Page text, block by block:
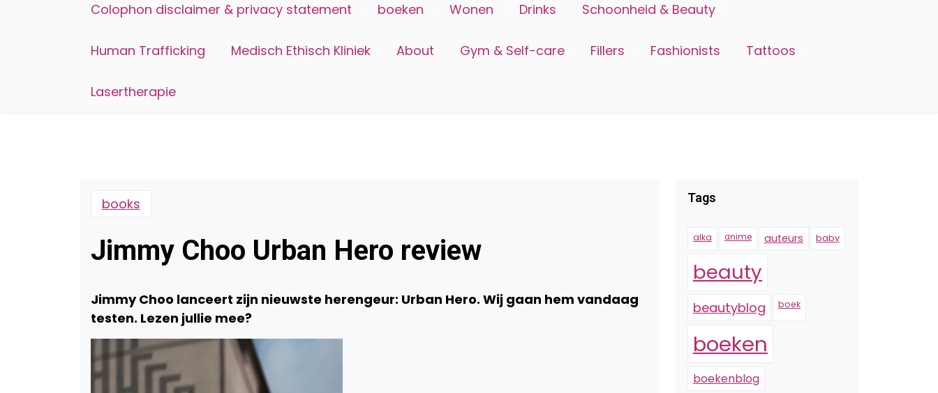
Colophon disclaimer & privacy statement boeken Wonen Drinks Schoonheid & Beauty
Human Trafficking Medisch Ethisch Kliniek About Gym & Self-care Fillers Fashionists Tattoos
Lasertherapie
books
Jimmy Choo Urban Hero review
Jimmy Choo lanceert zijn nieuwste herengeur: Urban Hero. Wij gaan hem vandaag
testen. Lezen jullie mee?
Tags
alka anime auteurs baby
beauty
beautyblog boek
boeken
boekenblog